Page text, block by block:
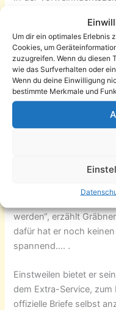
Um dir ein optimales Erlebnis
Cookies, um
zuzugreifen. Wenn du diesen
wie das Surfverhalten oder
Wenn du deine Einwilligung
bestimmte Merkmale und
Wie steht es eigentlich
Dienstleistungen, die er
Es ist nicht die erste
der Tür. Doch jetzt
Kürze soll sie draußen
Und wie steht’s mit der
zu
am 3.3. und am 6.12.
auf postalischem Wege
werden“, erzählt
dafür hat er noch
spannend…. .
Einstweilen bietet er
dem Extra-Service,
offizielle Briefe selbst